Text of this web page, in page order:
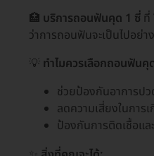
🏥 บริการถอนฟันคุด 1 ซี่
ว่าการถอนฟันจะเป็นไปอย่า
💡 ทำไมควรเลือกถอนฟันคุ
ช่วยป้องกันอาการป
ลดความเสี่ยงในการ
ป้องกันการติดเชื้อแล